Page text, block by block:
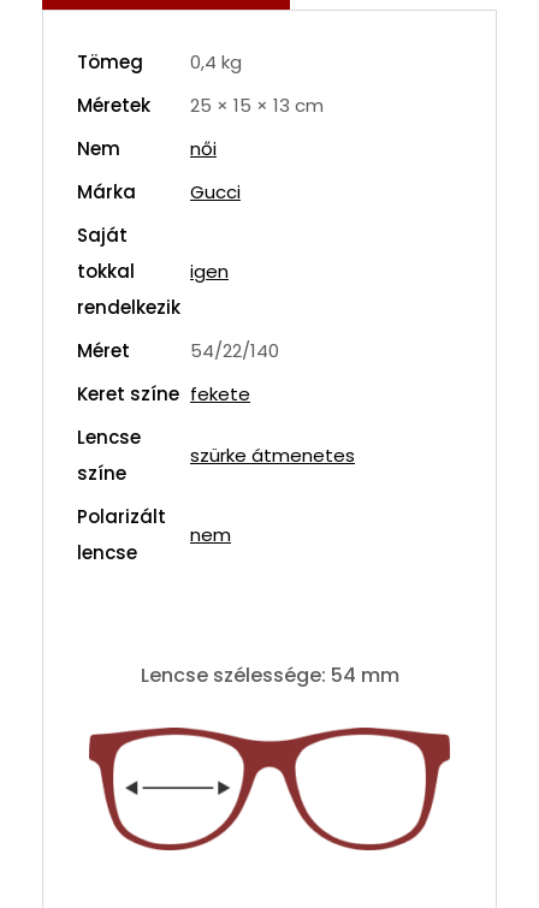
Tömeg
0,4 kg
Méretek
25 × 15 × 13 cm
Nem
női
Márka
Gucci
Saját
tokkal
rendelkezik
igen
Méret
54/22/140
Keret színe fekete
Lencse
színe
szürke átmenetes
Polarizált
lencse
nem
Lencse szélessége: 54 mm